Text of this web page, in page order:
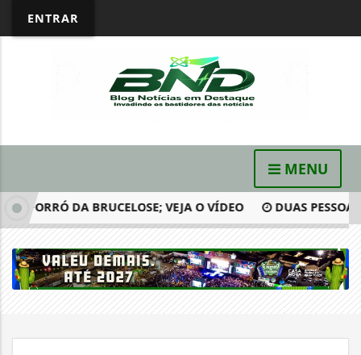
ENTRAR
MENU
DA BRUCELOSE; VEJA O VÍDEO DUAS PESSOAS